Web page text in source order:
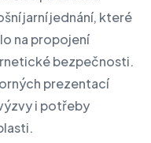
jarní jednání, které
na propojení
bezpečnosti.
prezentací
i potřeby